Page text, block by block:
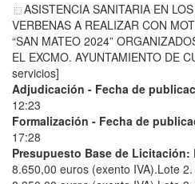
ASISTENCIA SANITARIA EN
VERBENAS A REALIZAR CON
“SAN MATEO 2024”
EL EXCMO. AYUNTAMIENTO DE
servicios]
Adjudicación - Fecha de
12:23
Formalización - Fecha de
17:28
Presupuesto Base de Licitación:
8.650,00 euros (exento IVA).Lote